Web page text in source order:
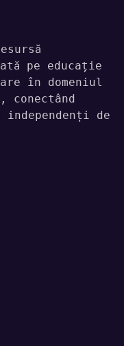
pe educație
în domeniul
de